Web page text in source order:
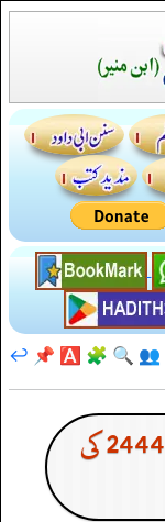
👥
🔍
🧩
🅰️
📌
↩️
صحیح بخاری حدیث نمبر 2444 کی